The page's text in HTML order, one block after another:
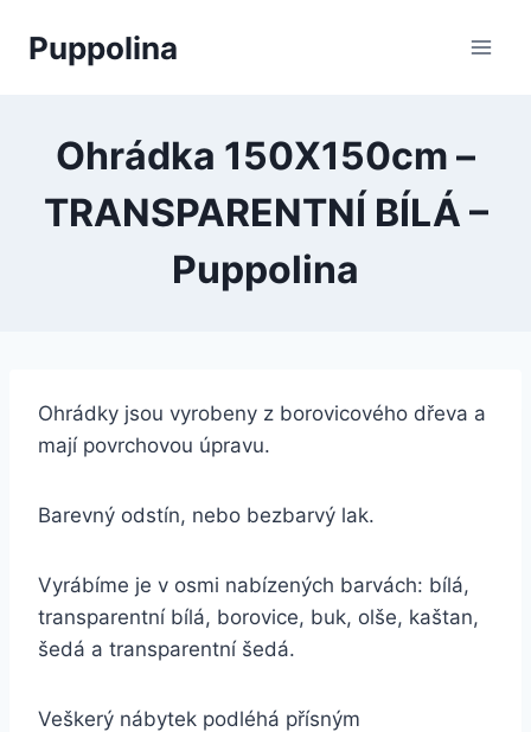
Puppolina
Ohrádka 150X150cm –
TRANSPARENTNÍ BÍLÁ –
Puppolina
Ohrádky jsou vyrobeny z borovicového dřeva a
mají povrchovou úpravu.
Barevný odstín, nebo bezbarvý lak.
Vyrábíme je v osmi nabízených barvách: bílá,
transparentní bílá, borovice, buk, olše, kaštan,
šedá a transparentní šedá.
Veškerý nábytek podléhá přísným